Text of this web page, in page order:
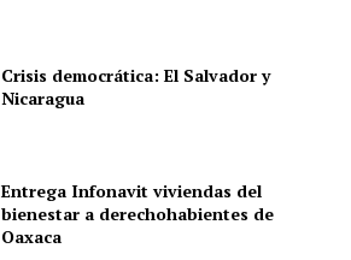
Crisis democrática: El Salvador y
Nicaragua
Entrega Infonavit viviendas del
bienestar a derechohabientes de
Oaxaca